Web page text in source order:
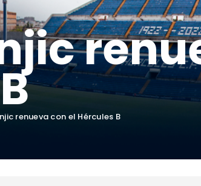
renueva con el Hércules B